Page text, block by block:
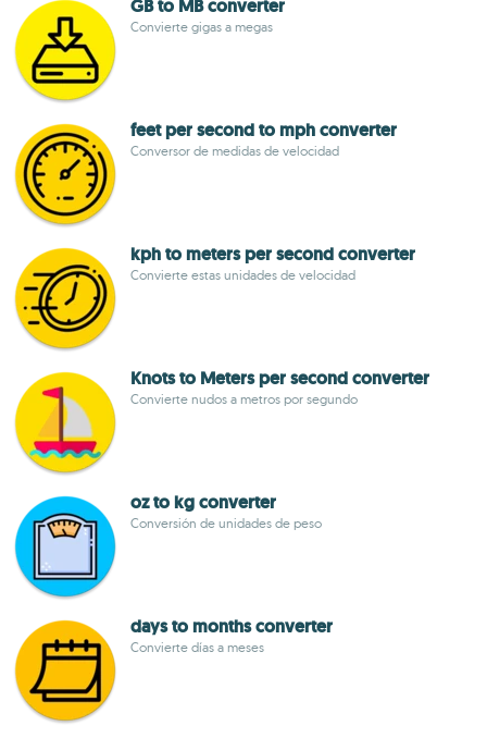
GB to MB converter
Convierte gigas a megas
feet per second to mph converter
Conversor de medidas de velocidad
kph to meters per second converter
Convierte estas unidades de velocidad
Knots to Meters per second converter
Convierte nudos a metros por segundo
oz to kg converter
Conversión de unidades de peso
days to months converter
Convierte días a meses